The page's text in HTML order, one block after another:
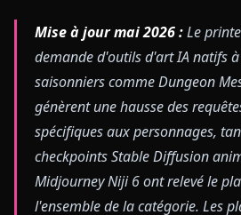
Mise à jour mai 2026 :Le
demande d'outils d'art IA natifs
saisonniers comme Dungeon
génèrent une hausse des
spécifiques aux personnages,
checkpoints Stable Diffusion
Midjourney Niji 6 ont relevé le
l'ensemble de la catégorie. Les